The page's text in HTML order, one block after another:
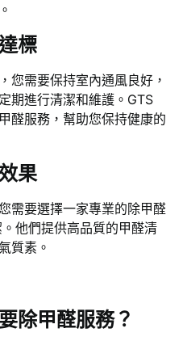
標
您需要保持室內通風良好，
期進行清潔和維護。GTS
醛服務，幫助您保持健康的
果
需要選擇一家專業的除甲醛
他們提供高品質的甲醛清
質素。
除甲醛服務？